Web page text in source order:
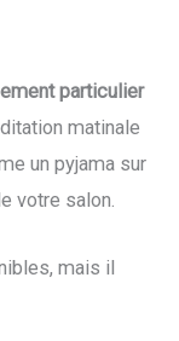
particulier
matinale
un pyjama sur
votre salon.
mais il